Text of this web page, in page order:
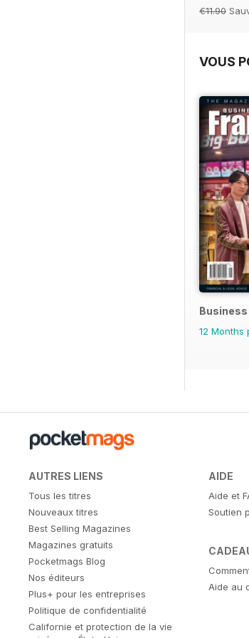
€11.90
VOUS
12 Months
AUTRES LIENS
Tous les titres
Nouveaux titres
Best Selling Magazines
Magazines gratuits
Pocketmags Blog
Nos éditeurs
Plus+ pour les entreprises
Politique de confidentialité
Californie et protection de la vie
AIDE
Aide et
Soutien
Aide au